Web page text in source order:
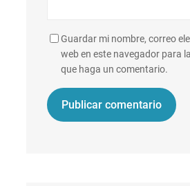
Guardar mi nombre, correo
web en este navegador para
que haga un comentario.